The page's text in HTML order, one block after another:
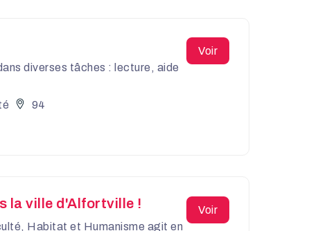
Voir
diverses tâches : lecture, aide
94
Voir
la ville d'Alfortville !
Habitat et Humanisme agit en